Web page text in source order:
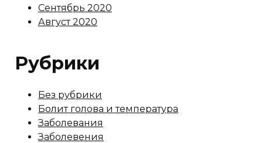
Сентябрь 2020
Август 2020
Рубрики
Без рубрики
Болит голова и температура
Заболевания
Заболевения